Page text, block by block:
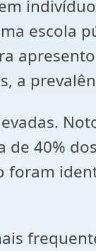
escola
a
de 40%